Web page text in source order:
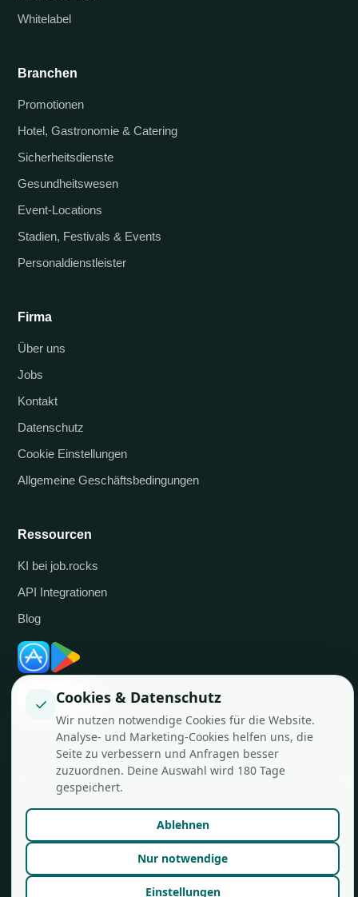
Whitelabel
Branchen
Promotionen
Hotel, Gastronomie & Catering
Sicherheitsdienste
Gesundheitswesen
Event-Locations
Stadien, Festivals & Events
Personaldienstleister
Firma
Über uns
Jobs
Kontakt
Datenschutz
Cookie Einstellungen
Allgemeine Geschäftsbedingungen
Ressourcen
KI bei job.rocks
API Integrationen
Blog
Made in Zürich für flexible Teams.
✓ Cookies & Datenschutz
Wir nutzen notwendige Cookies für die Website.
Analyse- und Marketing-Cookies helfen uns, die
Seite zu verbessern und Anfragen besser
zuzuordnen. Deine Auswahl wird 180 Tage
gespeichert.
Ablehnen
Nur notwendige
Einstellungen